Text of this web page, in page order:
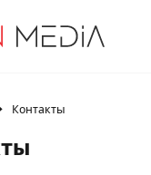
Контакты